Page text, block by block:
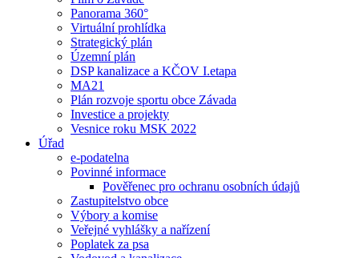
Panorama 360°
Virtuální prohlídka
Strategický plán
Územní plán
DSP kanalizace a KČOV I.etapa
MA21
Plán rozvoje sportu obce Závada
Investice a projekty
Vesnice roku MSK 2022
Úřad
e-podatelna
Povinné informace
Pověřenec pro ochranu osobních údajů
Zastupitelstvo obce
Výbory a komise
Veřejné vyhlášky a nařízení
Poplatek za psa